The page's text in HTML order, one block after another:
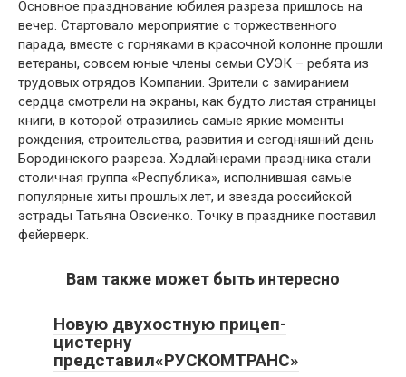
Основное празднование юбилея разреза пришлось на
вечер. Стартовало мероприятие с торжественного
парада, вместе с горняками в красочной колонне прошли
ветераны, совсем юные члены семьи СУЭК – ребята из
трудовых отрядов Компании. Зрители с замиранием
сердца смотрели на экраны, как будто листая страницы
книги, в которой отразились самые яркие моменты
рождения, строительства, развития и сегодняшний день
Бородинского разреза. Хэдлайнерами праздника стали
столичная группа «Республика», исполнившая самые
популярные хиты прошлых лет, и звезда российской
эстрады Татьяна Овсиенко. Точку в празднике поставил
фейерверк.
Вам также может быть интересно
Новую двухостную прицеп-
цистерну
представил«РУСКОМТРАНС»